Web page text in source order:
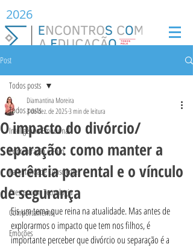
2026
Post
Todos posts
Inteligência Emocional
Concentração e Foco
Parentalidade Consciente
Crescer com Tecnologia
Comportamento
Emoções
Todos posts
O impacto do divórcio/
separação: como manter a
coerência parental e o vínculo
de segurança
Diamantina Moreira
3 de dez. de 20253 min de leitura
Eis um tema que reina na atualidade. Mas antes de
explorarmos o impacto que tem nos filhos, é
importante perceber que divórcio ou separação é a